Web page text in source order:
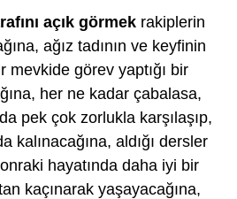
açık görmek rakiplerin
ağız tadının ve keyfinin
mevkide görev yaptığı bir
her ne kadar çabalasa,
pek çok zorlukla karşılaşıp,
kalınacağına, aldığı dersler
hayatında daha iyi bir
kaçınarak yaşayacağına,